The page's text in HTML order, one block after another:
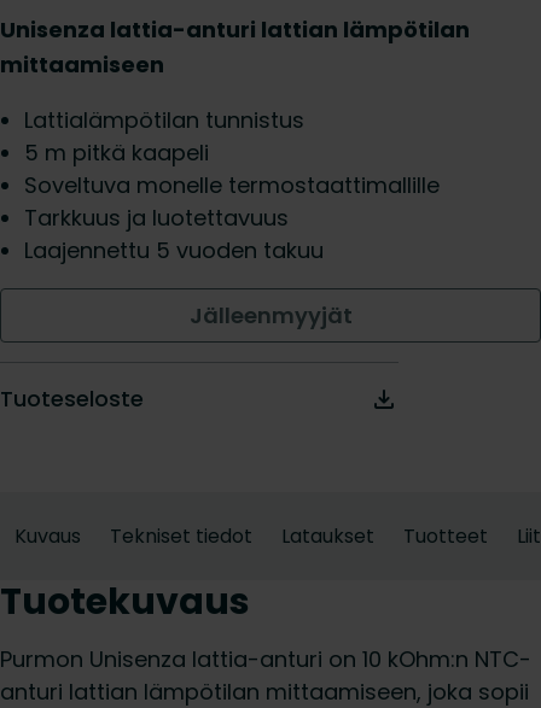
Unisenza lattia-anturi lattian lämpötilan
mittaamiseen
Lattialämpötilan tunnistus
5 m pitkä kaapeli
Soveltuva monelle termostaattimallille
Tarkkuus ja luotettavuus
Laajennettu 5 vuoden takuu
Jälleenmyyjät
Tuoteseloste
Kuvaus Tekniset tiedot Lataukset Tuotteet
Tuotekuvaus
Purmon Unisenza lattia-anturi on 10 kOhm:n NTC-
anturi lattian lämpötilan mittaamiseen, joka sopii